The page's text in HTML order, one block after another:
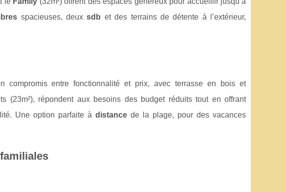
spacieuses, deuxsdb et des terrains de détente à l’extérieur,
compromis entre fonctionnalité et prix, avec terrasse en bois et
(23m²), répondent aux besoins des budget réduits tout en offrant
Une option parfaite à distance de la plage, pour des vacances